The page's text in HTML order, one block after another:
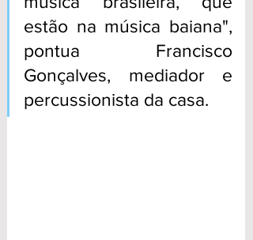
estão na música baiana",
pontua Francisco
Gonçalves, mediador e
percussionista da casa.